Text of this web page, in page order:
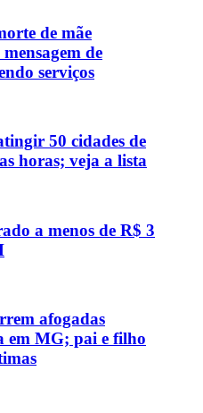
de mãe
de
serviços
50 cidades de
horas; veja a lista
a menos de R$ 3
afogadas
em MG; pai e filho